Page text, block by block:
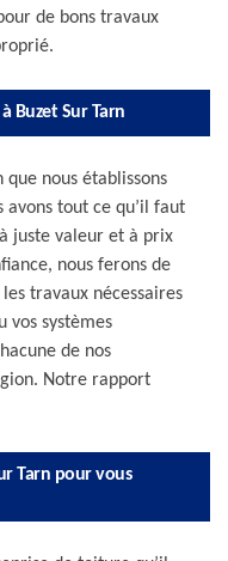
de bons travaux
Buzet Sur Tarn
nous établissons
avons tout ce qu’il faut
juste valeur et à prix
nous ferons de
travaux nécessaires
vos systèmes
de nos
Notre rapport
Tarn pour vous